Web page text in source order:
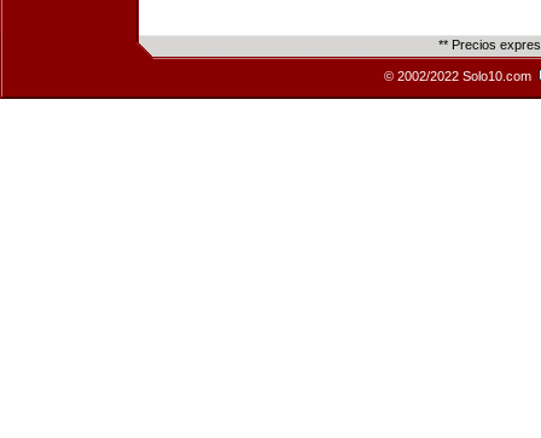
** Precios
© 2002/2022 Solo10.com